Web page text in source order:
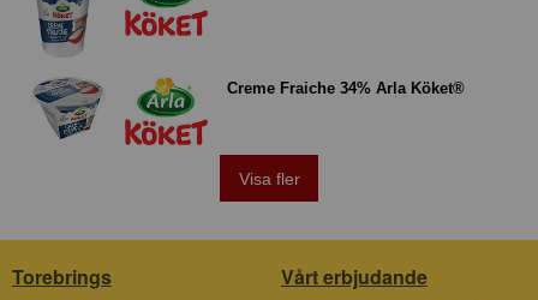
Creme Fraiche 34% Arla Köket®
Visa fler
Torebrings Vårt erbjudande